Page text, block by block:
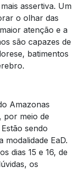
assertiva. Um
o olhar das
atenção e a
são capazes de
batimentos
Amazonas
por meio de
sendo
modalidade EaD.
dias 15 e 16, de
os